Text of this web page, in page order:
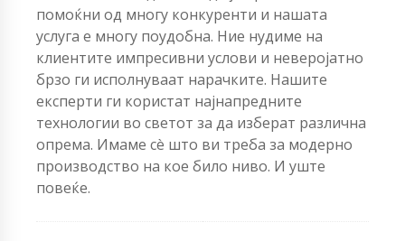
помоќни од многу конкуренти и нашата
услуга е многу поудобна. Ние нудиме на
клиентите импресивни услови и неверојатно
брзо ги исполнуваат нарачките. Нашите
експерти ги користат најнапредните
технологии во светот за да изберат различна
опрема. Имаме сè што ви треба за модерно
производство на кое било ниво. И уште
повеќе.